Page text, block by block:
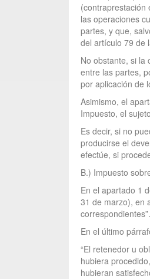
(contraprestación
las operaciones
partes, y que,
del artículo 79 de
No obstante, si la
entre las partes,
por aplicación de
Asimismo, el
Impuesto, el
Es decir, si no
producirse el
efectúe, si
B.) Impuesto
En el apartado 1
31 de marzo), en
correspondientes”.
En el último
“El retenedor u
hubiera
hubieran